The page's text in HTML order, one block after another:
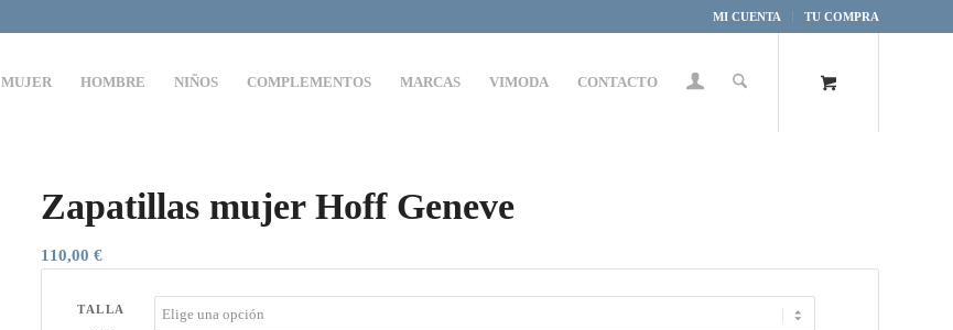
MI CUENTA TU COMPRA
MUJER HOMBRE NIÑOS COMPLEMENTOS MARCAS VIMODA CONTACTO
Zapatillas mujer Hoff Geneve
110,00€
TALLA